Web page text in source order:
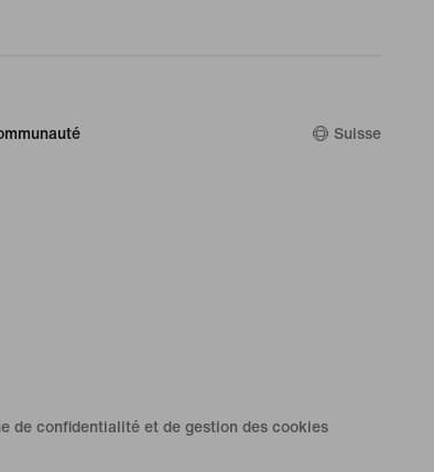
Suisse
de confidentialité et de gestion des cookies